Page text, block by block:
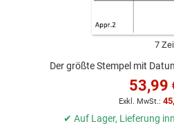
7
Der größte Stempel mit
53,99
✔ Auf Lager, Lieferung